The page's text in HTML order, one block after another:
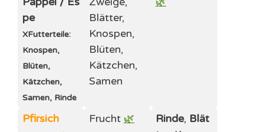
pe
XFutterteile:
Knospen,
Blüten,
Kätzchen,
Samen, Rinde
Blätter,
Knospen,
Blüten,
Kätzchen,
Samen
Pfirsich Frucht 🌿 Rinde, Blät